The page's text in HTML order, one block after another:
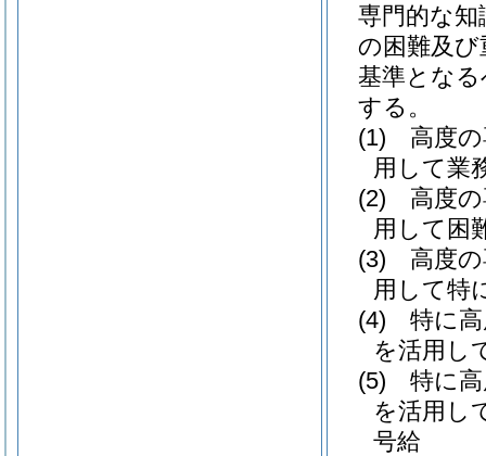
専門的な
の困難及
基準とな
する。
(1)
高度
用して業
(2)
高度
用して困
(3)
高度
用して特
(4)
特に
を活用し
(5)
特に
を活用し
号給